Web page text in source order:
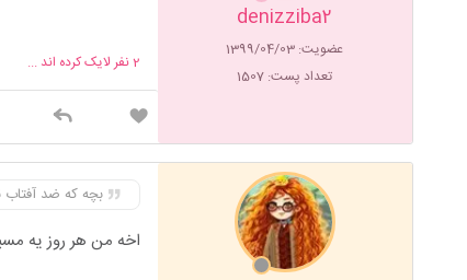
denizziba2
عضویت: 1399/04/03
تعداد پست: 1507
2نفر لایک کرده اند ...
بچه که ضد آفتاب نمیخواد
اخه من هر روز یه